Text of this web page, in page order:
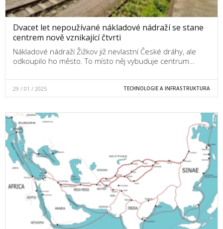
Dvacet let nepoužívané nákladové nádraží se stane
centrem nově vznikající čtvrti
Nákladové nádraží Žižkov již nevlastní České dráhy, ale
odkoupilo ho město. To místo něj vybuduje centrum…
29 / 01 / 2025 TECHNOLOGIE A INFRASTRUKTURA